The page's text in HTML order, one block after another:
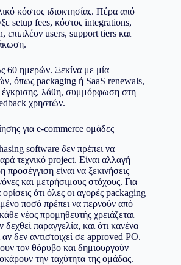
κόστος ιδιοκτησίας. Πέρα από
setup fees, κόστος integrations,
επιπλέον users, support tiers και
60 ημερών. Ξεκίνα με μία
όπως packaging ή SaaS renewals,
έγκρισης, λάθη, συμμόρφωση στη
χρηστών.
για e-commerce ομάδες
software δεν πρέπει να
τεχνικό project. Είναι αλλαγή
προσέγγιση είναι να ξεκινήσεις
και μετρήσιμους στόχους. Για
ότι όλες οι αγορές packaging
ποσό πρέπει να περνούν από
νέος προμηθευτής χρειάζεται
παραγγελία, και ότι κανένα
δεν αντιστοιχεί σε approved PO.
τον θόρυβο και δημιουργούν
την ταχύτητα της ομάδας.